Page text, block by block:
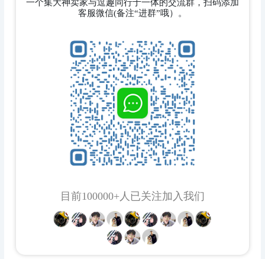
一个集大神卖家与逗趣同行于一体的交流群，扫码添加
客服微信(备注“进群”哦）。
目前100000+人已关注加入我们